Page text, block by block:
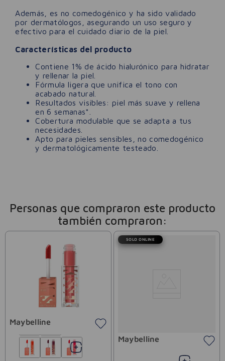
Además, es no comedogénico y ha sido validado
por dermatólogos, asegurando un uso seguro y
efectivo para el cuidado diario de la piel.
Características del producto
Contiene 1% de ácido hialurónico para hidratar
y rellenar la piel.
Fórmula ligera que unifica el tono con
acabado natural.
Resultados visibles: piel más suave y rellena
en 6 semanas*.
Cobertura modulable que se adapta a tus
necesidades.
Apto para pieles sensibles, no comedogénico
y dermatológicamente testeado.
Personas que compraron este producto
también compraron:
Maybelline
SOLO ONLINE
Maybelline